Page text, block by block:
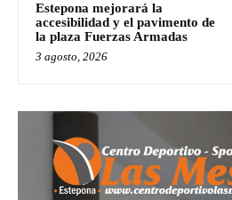
Estepona mejorará la
accesibilidad y el pavimento de
la plaza Fuerzas Armadas
3 agosto, 2026